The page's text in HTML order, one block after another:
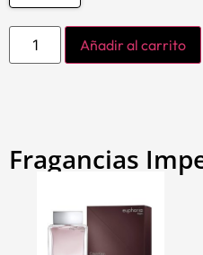
Añadir al carrito
Fragancias